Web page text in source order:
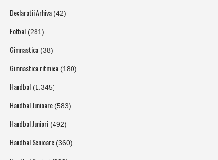
Declaratii Arhiva (42)
Fotbal (281)
Gimnastica (38)
Gimnastica ritmica (180)
Handbal (1.345)
Handbal Junioare (583)
Handbal Juniori (492)
Handbal Senioare (360)